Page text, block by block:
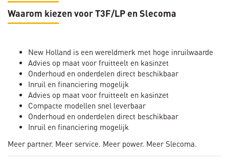
Waarom kiezen voor T3F/LP en Slecoma
New Holland is een wereldmerk met hoge inruilwaarde
Advies op maat voor fruitteelt en kasinzet
Onderhoud en onderdelen direct beschikbaar
Inruil en financiering mogelijk
Advies op maat voor fruitteelt en kasinzet
Compacte modellen snel leverbaar
Onderhoud en onderdelen direct beschikbaar
Inruil en financiering mogelijk
Meer partner. Meer service. Meer power. Meer Slecoma.